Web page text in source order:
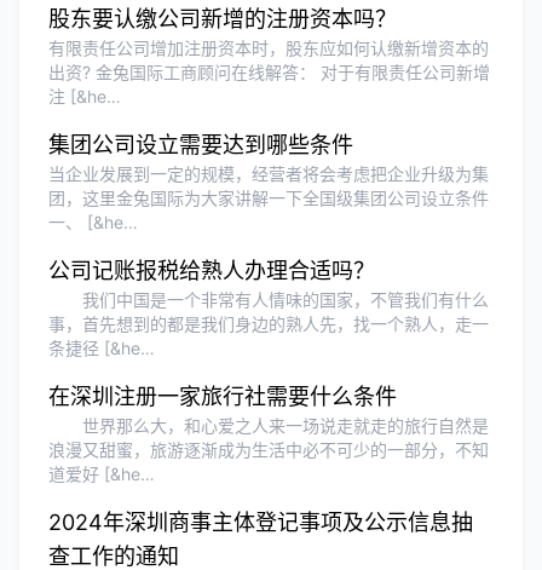
美！
Olivia Wang
香港公司注册和审计服务专业高效，非常
满意。
股东要认缴公司新增的注册资本吗？
有限责任公司增加注册资本时，股东应如何认缴新增资本的
出资? 金兔国际工商顾问在线解答： 对于有限责任公司新增
注 [&he…
集团公司设立需要达到哪些条件
当企业发展到一定的规模，经营者将会考虑把企业升级为集
团，这里金兔国际为大家讲解一下全国级集团公司设立条件
一、 [&he…
公司记账报税给熟人办理合适吗？
我们中国是一个非常有人情味的国家，不管我们有什么
事，首先想到的都是我们身边的熟人先，找一个熟人，走一
条捷径 [&he…
在深圳注册一家旅行社需要什么条件
世界那么大，和心爱之人来一场说走就走的旅行自然是
浪漫又甜蜜，旅游逐渐成为生活中必不可少的一部分，不知
道爱好 [&he…
2024年深圳商事主体登记事项及公示信息抽
查工作的通知